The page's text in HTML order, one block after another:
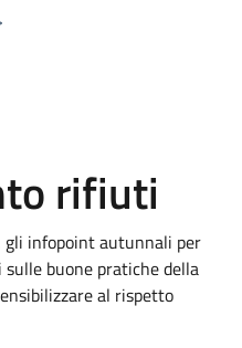
rifiuti
gli infopoint autunnali per
buone pratiche della
al rispetto